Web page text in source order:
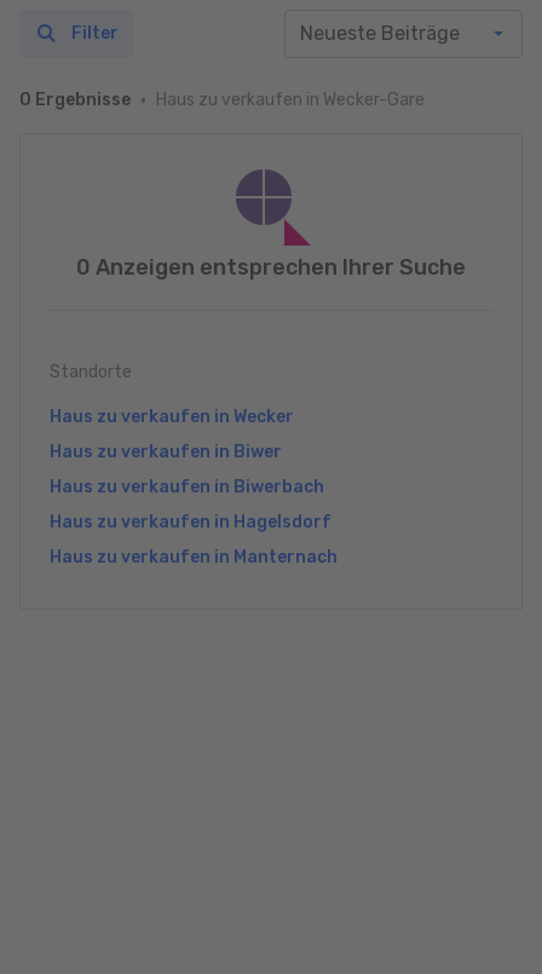
0 Ergebnisse Haus zu verkaufen in Wecker-Gare
Filter
0 Anzeigen entsprechen Ihrer Suche
Standorte
Haus zu verkaufen in Wecker
Haus zu verkaufen in Biwer
Haus zu verkaufen in Biwerbach
Haus zu verkaufen in Hagelsdorf
Haus zu verkaufen in Manternach